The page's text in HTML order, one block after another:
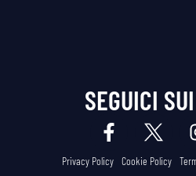
SEGUICI
Privacy Policy Cookie Policy